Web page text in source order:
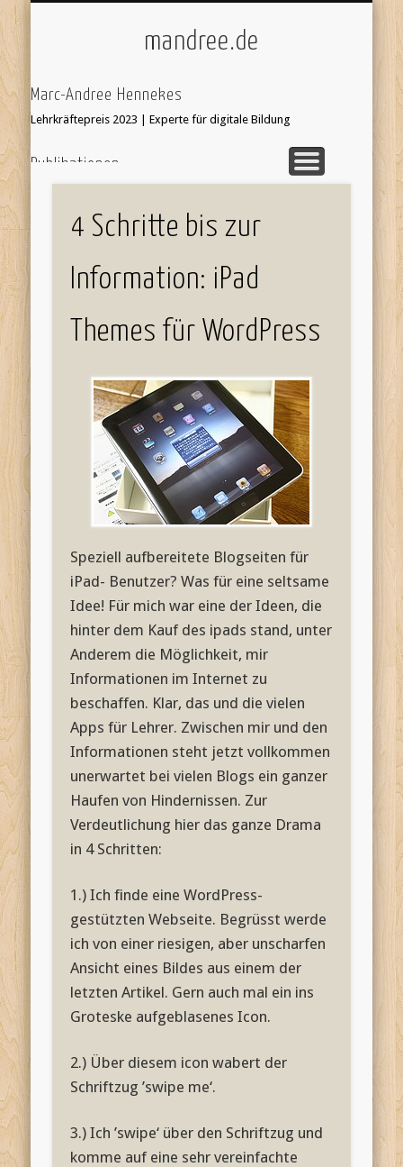
mandree.de
Marc-Andree Hennekes
Lehrkräftepreis 2023 | Experte für digitale Bildung
Publikationen
webcoach. Lehrerband
'Stop Motion Filme im Unterricht' in 'Web 2.0 im
Fremdsprachenunterricht'
4 Schritte bis zur
Information: iPad
Themes für WordPress
Speziell aufbereitete Blogseiten für
iPad- Benutzer? Was für eine seltsame
Idee! Für mich war eine der Ideen, die
hinter dem Kauf des ipads stand, unter
Anderem die Möglichkeit, mir
Informationen im Internet zu
beschaffen. Klar, das und die vielen
Apps für Lehrer. Zwischen mir und den
Informationen steht jetzt vollkommen
unerwartet bei vielen Blogs ein ganzer
Haufen von Hindernissen. Zur
Verdeutlichung hier das ganze Drama
in 4 Schritten:
1.) Ich finde eine WordPress-
gestützten Webseite. Begrüsst werde
ich von einer riesigen, aber unscharfen
Ansicht eines Bildes aus einem der
letzten Artikel. Gern auch mal ein ins
Groteske aufgeblasenes Icon.
2.) Über diesem icon wabert der
Schriftzug ’swipe me‘.
3.) Ich ’swipe‘ über den Schriftzug und
komme auf eine sehr vereinfachte